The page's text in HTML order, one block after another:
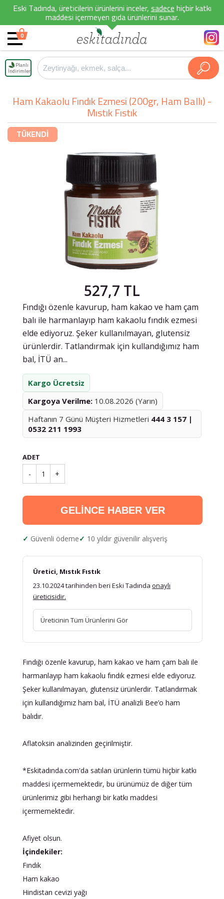
Eski Tadında, üreticilerin ürünlerini inceler,sadecehiçbir katkı
maddesi içermeyen gıda ürünlerini sunar.
0
Planlı
İndirimler
Ham Kakaolu Fındık Ezmesi (200gr, Ham Ballı) -
Mıstık Fıstık
TÜKENDİ
527,7 TL
Fındığı özenle kavurup, ham kakao ve ham çam
balı ile harmanlayıp ham kakaolu fındık ezmesi
elde ediyoruz. Şeker kullanılmayan, glutensiz
ürünlerdir. Tatlandırmak için kullandığımız ham
bal, İTÜ an...
Kargo Ücretsiz
Kargoya Verilme: 10.08.2026 (Yarın)
Haftanın 7 Günü Müşteri Hizmetleri 444 3 157 |
0532 211 1993
ADET
- 1 +
GELİNCE HABER VER
Güvenli ödeme 10 yıldır güvenilir alışveriş
Üretici, Mıstık Fıstık
23.10.2024 tarihinden beri Eski Tadında onaylı
üreticisidir.
Üreticinin Tüm Ürünlerini Gör
Fındığı özenle kavurup, ham kakao ve ham çam balı ile
harmanlayıp ham kakaolu fındık ezmesi elde ediyoruz.
Şeker kullanılmayan, glutensiz ürünlerdir. Tatlandırmak
için kullandığımız ham bal, İTÜ analizli Bee’o ham
balıdır.
Aflatoksin analizinden geçirilmiştir.
*Eskitadında.com'da satılan ürünlerin tümü hiçbir katkı
maddesi içermemektedir, bu ürünümüz de diğer tüm
ürünlerimiz gibi herhangi bir katkı maddesi
içermemektedir.
Afiyet olsun.
İçindekiler:
Fındık
Ham kakao
Hindistan cevizi yağı